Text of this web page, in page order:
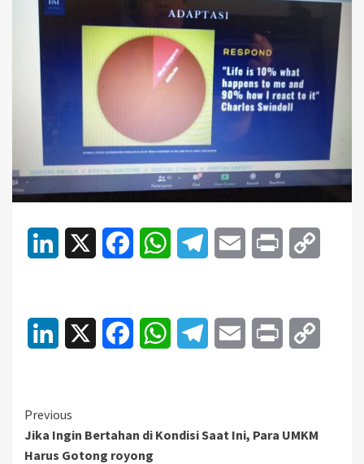
LinkedIn FacebookWhatsAppTelegramEmail Print
LinkedIn FacebookWhatsAppTelegramEmail Print
Continue
Reading
Previous
Jika Ingin Bertahan di Kondisi Saat Ini, Para UMKM
Harus Gotong royong